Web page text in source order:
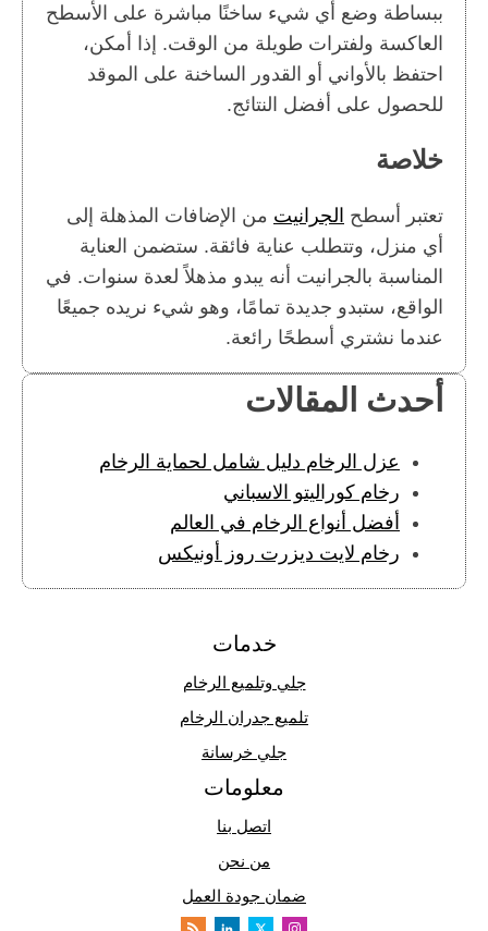
ببساطة وضع أي شيء ساخنًا مباشرة على الأسطح
العاكسة ولفترات طويلة من الوقت. إذا أمكن،
احتفظ بالأواني أو القدور الساخنة على الموقد
للحصول على أفضل النتائج.
خلاصة
تعتبر أسطح الجرانيت من الإضافات المذهلة إلى
أي منزل، وتتطلب عناية فائقة. ستضمن العناية
المناسبة بالجرانيت أنه يبدو مذهلاً لعدة سنوات. في
الواقع، ستبدو جديدة تمامًا، وهو شيء نريده جميعًا
عندما نشتري أسطحًا رائعة.
أحدث المقالات
عزل الرخام دليل شامل لحماية الرخام
رخام كوراليتو الاسباني
أفضل أنواع الرخام في العالم
رخام لايت ديزرت روز أونيكس
خدمات
جلي وتلميع الرخام
تلميع جدران الرخام
جلي خرسانة
معلومات
اتصل بنا
من نحن
ضمان جودة العمل